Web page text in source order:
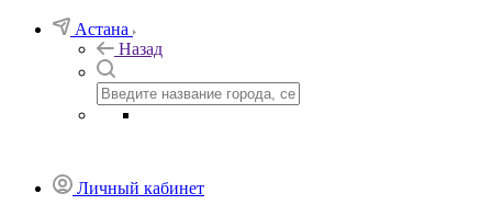
Астана
Назад
Личный кабинет